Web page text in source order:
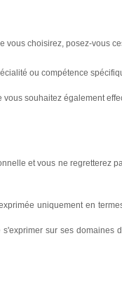
vous choisirez, posez-vous
ou compétence
vous souhaitez également
et vous ne regretterez
uniquement en
sur ses domaines